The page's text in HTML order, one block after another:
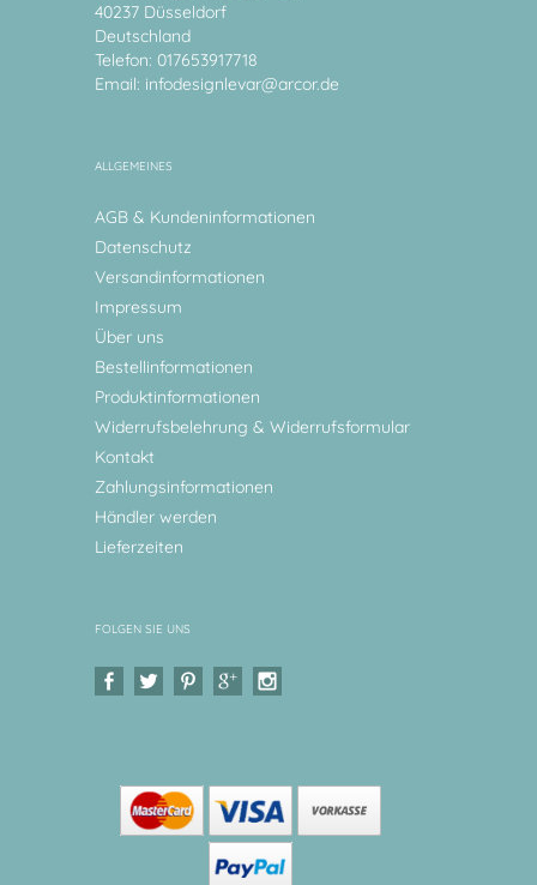
40237 Düsseldorf
Deutschland
Telefon: 017653917718
Email: infodesignlevar@arcor.de
ALLGEMEINES
AGB & Kundeninformationen
Datenschutz
Versandinformationen
Impressum
Über uns
Bestellinformationen
Produktinformationen
Widerrufsbelehrung & Widerrufsformular
Kontakt
Zahlungsinformationen
Händler werden
Lieferzeiten
FOLGEN SIE UNS